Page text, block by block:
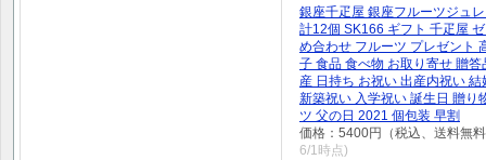
銀座千疋屋 銀座フルーツジュ
計12個 SK166 ギフト 千疋屋
め合わせ フルーツ プレゼント
子 食品 食べ物 お取り寄せ 贈答
産 日持ち お祝い 出産内祝い 結
新築祝い 入学祝い 誕生日 贈り
ツ 父の日 2021 個包装 早割
価格：5400円（税込、送料無
6/1時点)